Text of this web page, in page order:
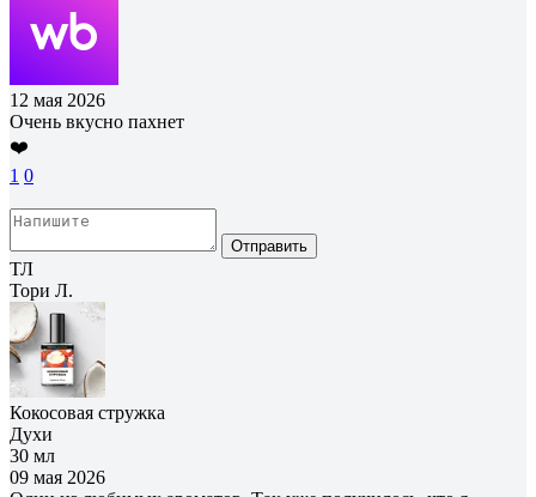
12 мая 2026
Очень вкусно пахнет
❤️
1 0
Отправить
ТЛ
Тори Л.
Кокосовая стружка
Духи
30 мл
09 мая 2026